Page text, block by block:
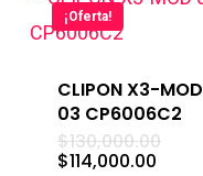
¡Oferta!
CLIPON X3-MOD
03 CP6006C2
$130,000.00El
$114,000.00El